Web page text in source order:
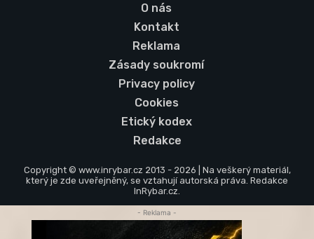
O nás
Kontakt
Reklama
Zásady soukromí
Privacy policy
Cookies
Etický kodex
Redakce
Copyright © www.inrybar.cz 2013 - 2026 | Na veškerý materiál,
který je zde uveřejněný, se vztahují autorská práva. Redakce
InRybar.cz.
- Reklama -